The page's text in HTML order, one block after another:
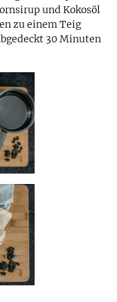
und Kokosöl
zu einem Teig
30 Minuten